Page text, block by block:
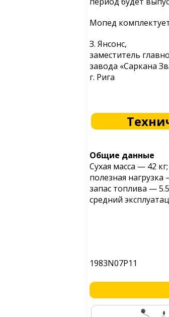
Мопед
З. Янсонс,
заместитель
завода «Саркана
г. Рига
Общие данные
Сухая масса — 42 кг;
полезная
запас топлива —
средний
1983N07P11